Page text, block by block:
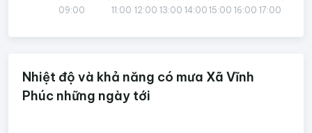
09:00 11:00 12:00 13:00 14:00 15:00 16:00 17:00
Nhiệt độ và khả năng có mưa Xã Vĩnh
Phúc những ngày tới